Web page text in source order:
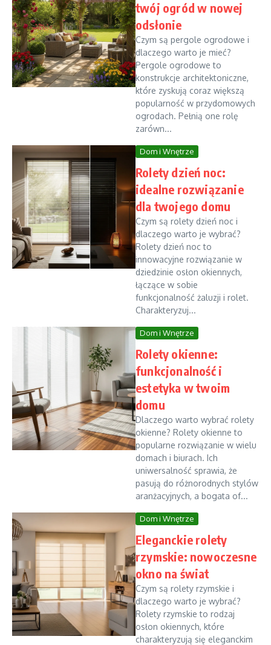
twój ogród w nowej
odsłonie
Czym są pergole ogrodowe i
dlaczego warto je mieć?
Pergole ogrodowe to
konstrukcje architektoniczne,
które zyskują coraz większą
popularność w przydomowych
ogrodach. Pełnią one rolę
zarówn...
Dom i Wnętrze
Rolety dzień noc:
idealne rozwiązanie
dla twojego domu
Czym są rolety dzień noc i
dlaczego warto je wybrać?
Rolety dzień noc to
innowacyjne rozwiązanie w
dziedzinie osłon okiennych,
łączące w sobie
funkcjonalność żaluzji i rolet.
Charakteryzuj...
Dom i Wnętrze
Rolety okienne:
funkcjonalność i
estetyka w twoim
domu
Dlaczego warto wybrać rolety
okienne? Rolety okienne to
popularne rozwiązanie w wielu
domach i biurach. Ich
uniwersalność sprawia, że
pasują do różnorodnych stylów
aranżacyjnych, a bogata of...
Dom i Wnętrze
Eleganckie rolety
rzymskie: nowoczesne
okno na świat
Czym są rolety rzymskie i
dlaczego warto je wybrać?
Rolety rzymskie to rodzaj
osłon okiennych, które
charakteryzują się eleganckim